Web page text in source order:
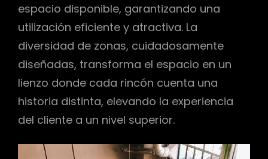
espacio disponible, garantizando una
utilización eficiente y atractiva. La
diversidad de zonas, cuidadosamente
diseñadas, transforma el espacio en un
lienzo donde cada rincón cuenta una
historia distinta, elevando la experiencia
del cliente a un nivel superior.